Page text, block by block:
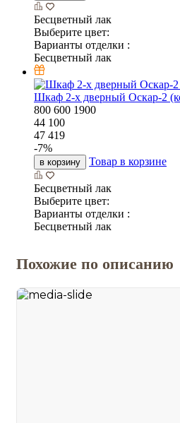
Бесцветный лак
Выберите цвет:
Варианты отделки :
Бесцветный лак
Шкаф 2-х дверный Оскар-2
800 600 1900
44 100
47 419
-7%
в корзину Товар в корзине
Бесцветный лак
Выберите цвет:
Варианты отделки :
Бесцветный лак